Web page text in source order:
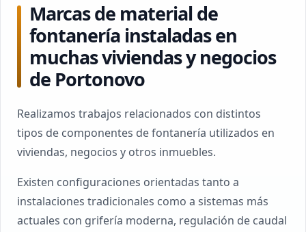
Marcas de material de
fontanería instaladas en
muchas viviendas y negocios
de Portonovo
Realizamos trabajos relacionados con distintos
tipos de componentes de fontanería utilizados en
viviendas, negocios y otros inmuebles.
Existen configuraciones orientadas tanto a
instalaciones tradicionales como a sistemas más
actuales con grifería moderna, regulación de caudal